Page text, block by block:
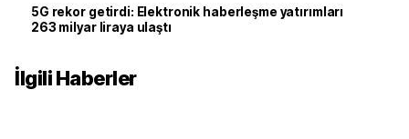
5G rekor getirdi: Elektronik haberleşme yatırımları
263 milyar liraya ulaştı
İlgili Haberler